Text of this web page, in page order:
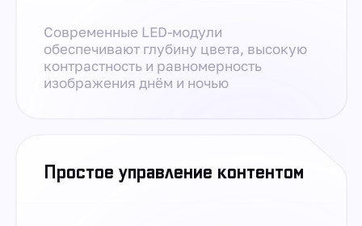
Современные LED-модули
обеспечивают глубину цвета, высокую
контрастность и равномерность
изображения днём и ночью
Простое управление контентом